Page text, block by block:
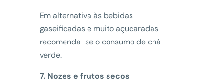
Em alternativa às bebidas
gaseificadas e muito açucaradas
recomenda-se o consumo de chá
verde.
7. Nozes e frutos secos